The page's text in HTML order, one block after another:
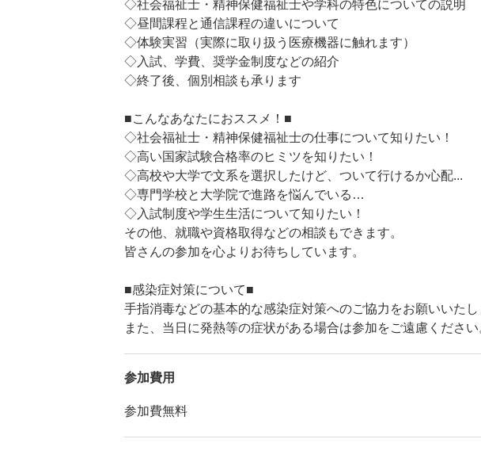
◇社会福祉士・精神保健福祉士や学科の特色についての説明
◇昼間課程と通信課程の違いについて
◇体験実習（実際に取り扱う医療機器に触れます）
◇入試、学費、奨学金制度などの紹介
◇終了後、個別相談も承ります
■こんなあなたにおススメ！■
◇社会福祉士・精神保健福祉士の仕事について知りたい！
◇高い国家試験合格率のヒミツを知りたい！
◇高校や大学で文系を選択したけど、ついて行けるか心配...
◇専門学校と大学院で進路を悩んでいる…
◇入試制度や学生生活について知りたい！
その他、就職や資格取得などの相談もできます。
皆さんの参加を心よりお待ちしています。
■感染症対策について■
手指消毒などの基本的な感染症対策へのご協力をお願いいたし
また、当日に発熱等の症状がある場合は参加をご遠慮ください
参加費用
参加費無料